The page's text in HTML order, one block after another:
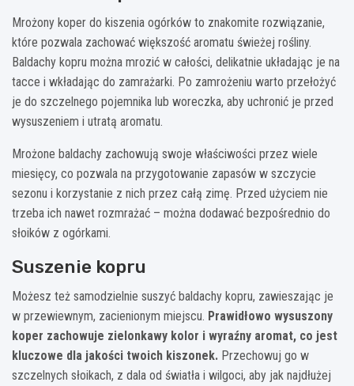
Mrożony koper do kiszenia ogórków to znakomite rozwiązanie,
które pozwala zachować większość aromatu świeżej rośliny.
Baldachy kopru można mrozić w całości, delikatnie układając je na
tacce i wkładając do zamrażarki. Po zamrożeniu warto przełożyć
je do szczelnego pojemnika lub woreczka, aby uchronić je przed
wysuszeniem i utratą aromatu.
Mrożone baldachy zachowują swoje właściwości przez wiele
miesięcy, co pozwala na przygotowanie zapasów w szczycie
sezonu i korzystanie z nich przez całą zimę. Przed użyciem nie
trzeba ich nawet rozmrażać – można dodawać bezpośrednio do
słoików z ogórkami.
Suszenie kopru
Możesz też samodzielnie suszyć baldachy kopru, zawieszając je
w przewiewnym, zacienionym miejscu. Prawidłowo wysuszony
koper zachowuje zielonkawy kolor i wyraźny aromat, co jest
kluczowe dla jakości twoich kiszonek. Przechowuj go w
szczelnych słoikach, z dala od światła i wilgoci, aby jak najdłużej